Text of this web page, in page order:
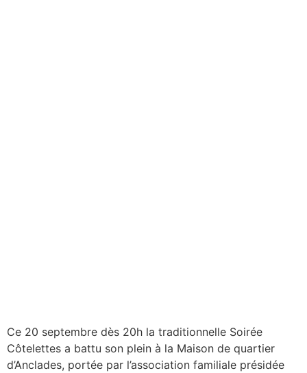
Ce 20 septembre dès 20h la traditionnelle Soirée
Côtelettes a battu son plein à la Maison de quartier
d’Anclades, portée par l’association familiale présidée